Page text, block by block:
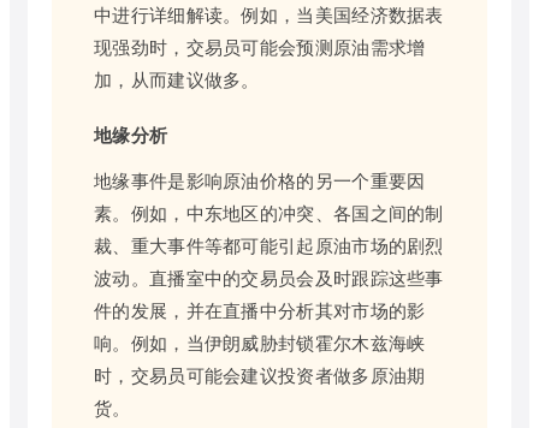
中进行详细解读。例如，当美国经济数据表
现强劲时，交易员可能会预测原油需求增
加，从而建议做多。
地缘分析
地缘事件是影响原油价格的另一个重要因
素。例如，中东地区的冲突、各国之间的制
裁、重大事件等都可能引起原油市场的剧烈
波动。直播室中的交易员会及时跟踪这些事
件的发展，并在直播中分析其对市场的影
响。例如，当伊朗威胁封锁霍尔木兹海峡
时，交易员可能会建议投资者做多原油期
货。